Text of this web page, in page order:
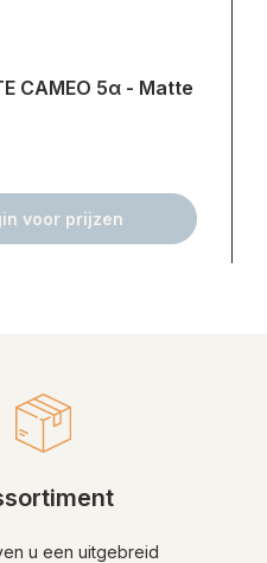
CAMEO 5α - Matte
voor prijzen
u een uitgebreid